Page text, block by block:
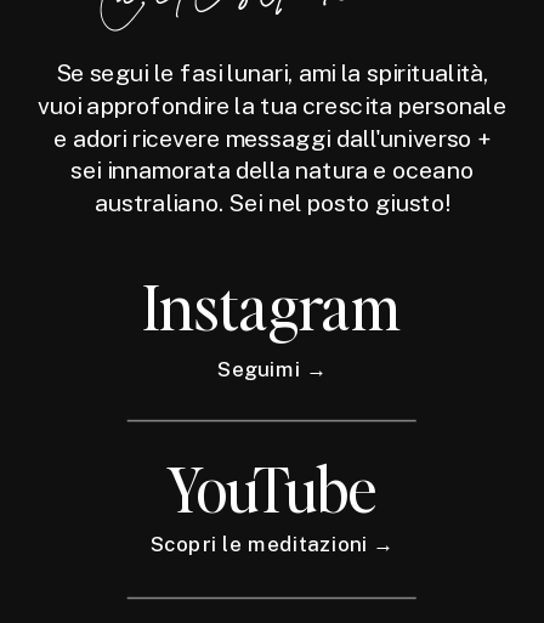
Se segui le fasi lunari, ami la spiritualità,
vuoi approfondire la tua crescita personale
e adori ricevere messaggi dall'universo +
sei innamorata della natura e oceano
australiano. Sei nel posto giusto!
Instagram
Seguimi →
YouTube
Scopri le meditazioni →